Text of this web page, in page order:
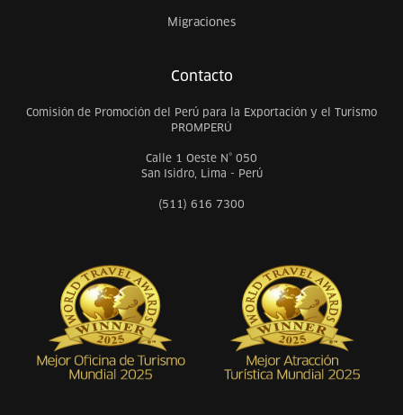
Migraciones
Contacto
Comisión de Promoción del Perú para la Exportación y el Turismo
PROMPERÚ
Calle 1 Oeste N° 050
San Isidro, Lima - Perú
(511) 616 7300